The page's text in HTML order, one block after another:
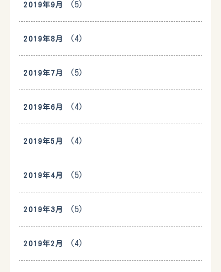
2019年9月 (5)
2019年8月 (4)
2019年7月 (5)
2019年6月 (4)
2019年5月 (4)
2019年4月 (5)
2019年3月 (5)
2019年2月 (4)